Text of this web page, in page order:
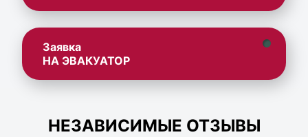
Заявка
НА ЭВАКУАТОР
НЕЗАВИСИМЫЕ ОТЗЫВЫ